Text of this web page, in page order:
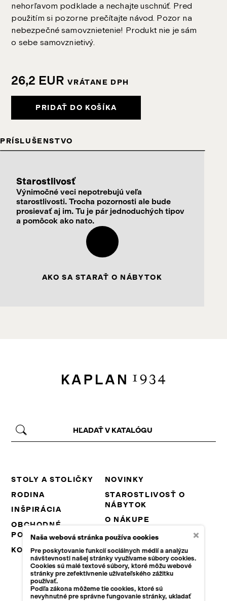
nehorľavom podklade a nechajte uschnúť. Pred
použitím si pozorne prečítajte návod. Pozor na
nebezpečné samovznietenie! Produkt nie je sám
o sebe samovznietivý.
26,2 EURVRÁTANE DPH
PRIDAŤ DO KOŠÍKA
PRÍSLUŠENSTVO
Starostlivosť
Výnimočné veci nepotrebujú veľa
starostlivosti. Trocha pozornosti ale bude
prosievať aj im. Tu je pár jednoduchých tipov
a pomôcok ako nato.
AKO SA STARAŤ O NÁBYTOK
STOLY A STOLIČKY
RODINA
INŠPIRÁCIA
OBCHODNÉ
PODMIENKY
KONTAKT
NOVINKY
STAROSTLIVOSŤ O
NÁBYTOK
O NÁKUPE
NA STIAHNUTIE
KARIÉRA
B2B
Naša webová stránka používa cookies
Pre poskytovanie funkcií sociálnych médií a analýzu
návštevnosti našej stránky využívame súbory cookies.
Cookies sú malé textové súbory, ktoré môžu webové
stránky pre zefektívnenie užívateľského zážitku
používať.
Podľa zákona môžeme tie cookies, ktoré sú
nevyhnutné pre správne fungovanie stránky, ukladať
×